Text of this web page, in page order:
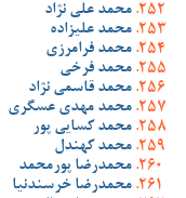
محمد علی نژاد
محمد علیزاده
محمد فرامرزی
محمد فرخی
محمد قاسمی نژاد
محمد مهدی عسگری
محمد کسایی پور
محمد کهندل
محمدرضا پورمحمد
محمدرضا خرسندنیا